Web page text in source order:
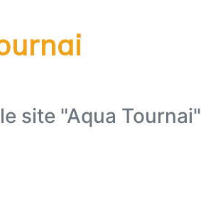
site "Aqua Tournai"